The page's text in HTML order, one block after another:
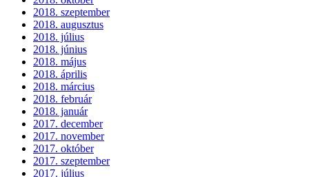
2018. szeptember
2018. augusztus
2018. július
2018. június
2018. május
2018. április
2018. március
2018. február
2018. január
2017. december
2017. november
2017. október
2017. szeptember
2017. július